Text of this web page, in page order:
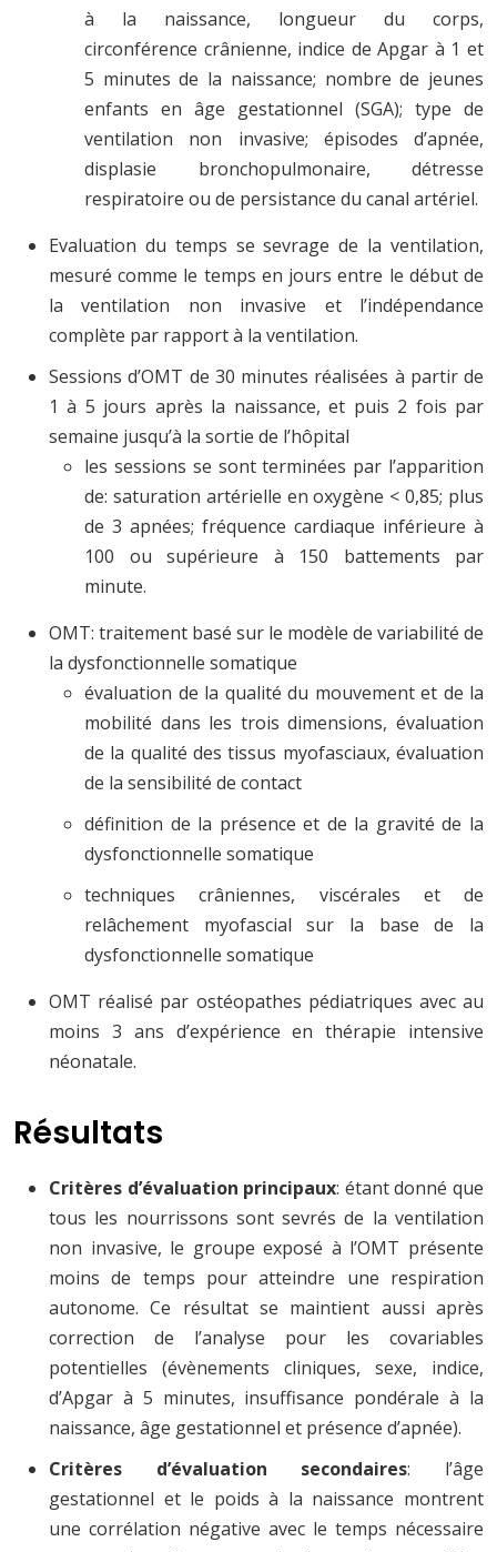
à la naissance, longueur du corps,
circonférence crânienne, indice de Apgar à 1 et
5 minutes de la naissance; nombre de jeunes
enfants en âge gestationnel (SGA); type de
ventilation non invasive; épisodes d’apnée,
displasie bronchopulmonaire, détresse
respiratoire ou de persistance du canal artériel.
Evaluation du temps se sevrage de la ventilation,
mesuré comme le temps en jours entre le début de
la ventilation non invasive et l’indépendance
complète par rapport à la ventilation.
Sessions d’OMT de 30 minutes réalisées à partir de
1 à 5 jours après la naissance, et puis 2 fois par
semaine jusqu’à la sortie de l’hôpital
les sessions se sont terminées par l’apparition
de: saturation artérielle en oxygène < 0,85; plus
de 3 apnées; fréquence cardiaque inférieure à
100 ou supérieure à 150 battements par
minute.
OMT: traitement basé sur le modèle de variabilité de
la dysfonctionnelle somatique
évaluation de la qualité du mouvement et de la
mobilité dans les trois dimensions, évaluation
de la qualité des tissus myofasciaux, évaluation
de la sensibilité de contact
définition de la présence et de la gravité de la
dysfonctionnelle somatique
techniques crâniennes, viscérales et de
relâchement myofascial sur la base de la
dysfonctionnelle somatique
OMT réalisé par ostéopathes pédiatriques avec au
moins 3 ans d’expérience en thérapie intensive
néonatale.
Résultats
Critères d’évaluation principaux: étant donné que
tous les nourrissons sont sevrés de la ventilation
non invasive, le groupe exposé à l’OMT présente
moins de temps pour atteindre une respiration
autonome. Ce résultat se maintient aussi après
correction de l’analyse pour les covariables
potentielles (évènements cliniques, sexe, indice,
d’Apgar à 5 minutes, insuffisance pondérale à la
naissance, âge gestationnel et présence d’apnée).
Critères d’évaluation secondaires: l’âge
gestationnel et le poids à la naissance montrent
une corrélation négative avec le temps nécessaire